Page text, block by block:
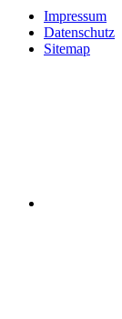
Impressum
Datenschutz
Sitemap